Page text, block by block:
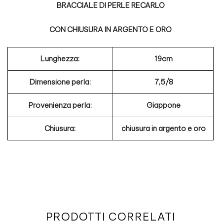
BRACCIALE DI PERLE RECARLO
CON CHIUSURA IN ARGENTO E ORO
Lunghezza: 19cm
Dimensione perla: 7,5/8
Provenienza perla: Giappone
Chiusura: chiusura in argento e oro
PRODOTTI CORRELATI